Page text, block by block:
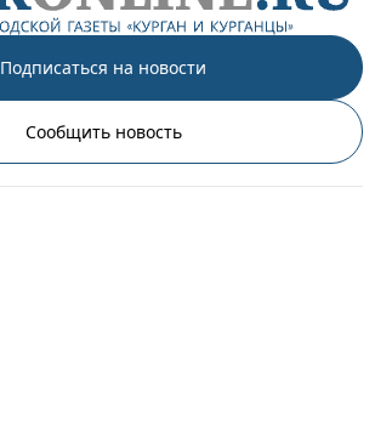
Подписаться на новости
Сообщить новость